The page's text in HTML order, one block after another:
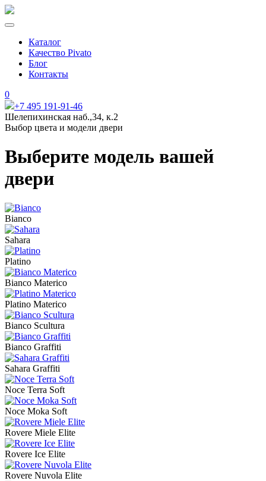
Каталог
Качество Pivato
Блог
Контакты
0
+7 495 191-91-46
Шелепихинская наб.,34, к.2
Выбор цвета и модели двери
Выберите модель вашей
двери
Bianco
Sahara
Platino
Bianco Materico
Platino Materico
Bianco Scultura
Bianco Graffiti
Sahara Graffiti
Noce Terra Soft
Noce Moka Soft
Rovere Miele Elite
Rovere Ice Elite
Rovere Nuvola Elite